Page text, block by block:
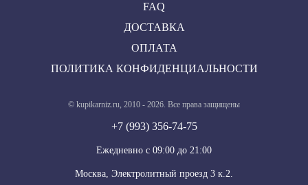
FAQ
ДОСТАВКА
ОПЛАТА
ПОЛИТИКА КОНФИДЕНЦИАЛЬНОСТИ
© kupikarniz.ru, 2010 - 2026. Все права защищены
+7 (993) 356-74-75
Eжедневно с 09:00 до 21:00
Москва, Электролитный проезд 3 к.2.